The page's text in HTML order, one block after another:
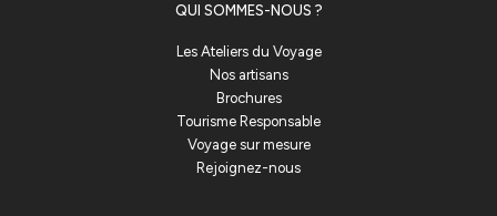
QUI SOMMES-NOUS ?
Les Ateliers du Voyage
Nos artisans
Brochures
Tourisme Responsable
Voyage sur mesure
Rejoignez-nous